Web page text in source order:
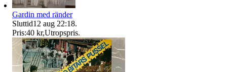
Gardin med ränder
Sluttid12 aug 22:18.
Pris:40 kr,Utropspris.